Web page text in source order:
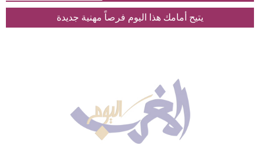
وموسيقى
يتيح أمامك هذا اليوم فرصاً مهنية جديدة